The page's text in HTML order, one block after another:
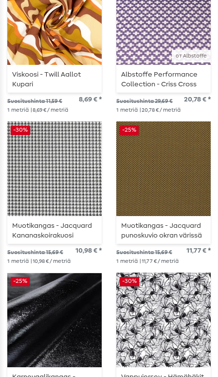
Viskoosi - Twill Aallot
Kupari
Suositushinta 11,59 € 8,69 € *
1 metriä | 8,69 € / metriä
от Albstoffe
Albstoffe Performance
Collection - Criss Cross
Violetti
Suositushinta 29,69 € 20,78 € *
1 metriä | 20,78 € / metriä
-30%
Muotikangas - Jacquard
Kananaskoirakuosi
Harmaa
Suositushinta 15,69 € 10,98 € *
1 metriä | 10,98 € / metriä
-25%
Muotikangas - Jacquard
punoskuvio okran värissä
Suositushinta 15,69 € 11,77 € *
1 metriä | 11,77 € / metriä
-25% -30%